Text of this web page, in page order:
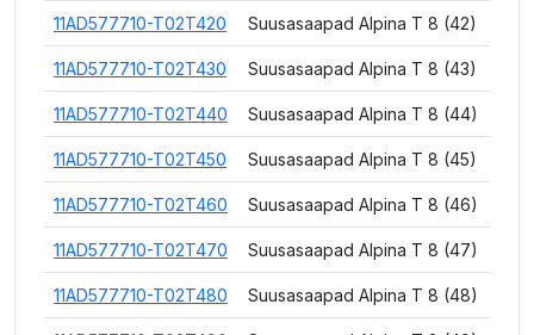
11AD577710-T02T420 Suusasaapad Alpina T 8 (42)
11AD577710-T02T430 Suusasaapad Alpina T 8 (43)
11AD577710-T02T440 Suusasaapad Alpina T 8 (44)
11AD577710-T02T450 Suusasaapad Alpina T 8 (45)
11AD577710-T02T460 Suusasaapad Alpina T 8 (46)
11AD577710-T02T470 Suusasaapad Alpina T 8 (47)
11AD577710-T02T480 Suusasaapad Alpina T 8 (48)